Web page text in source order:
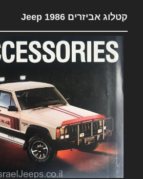
קטלוג אביזרים Jeep 1986